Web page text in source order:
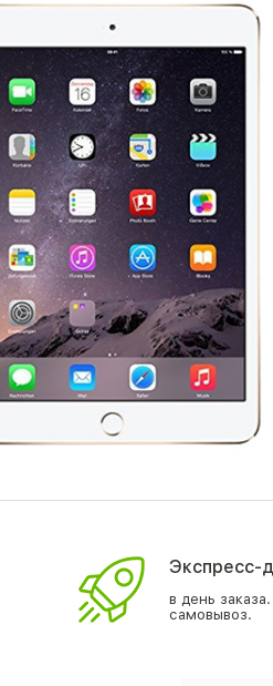
Экспресс-
в день заказа.
самовывоз.